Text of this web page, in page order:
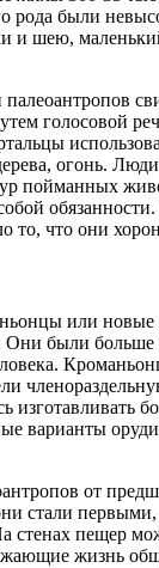
рода были
и шею,
голосовой
огонь.
пойманных
то, что они
или
Они были
изготавливать
варианты
от
стали первыми,
стенах пещер
жизнь